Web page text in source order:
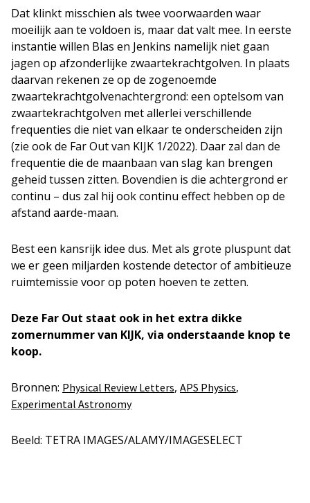
Dat klinkt misschien als twee voorwaarden waar
moeilijk aan te voldoen is, maar dat valt mee. In eerste
instantie willen Blas en Jenkins namelijk niet gaan
jagen op afzonderlijke zwaartekrachtgolven. In plaats
daarvan rekenen ze op de zogenoemde
zwaartekrachtgolvenachtergrond: een optelsom van
zwaartekrachtgolven met allerlei verschillende
frequenties die niet van elkaar te onderscheiden zijn
(zie ook de Far Out van KIJK 1/2022). Daar zal dan de
frequentie die de maanbaan van slag kan brengen
geheid tussen zitten. Bovendien is die achtergrond er
continu – dus zal hij ook continu effect hebben op de
afstand aarde-maan.
Best een kansrijk idee dus. Met als grote pluspunt dat
we er geen miljarden kostende detector of ambitieuze
ruimtemissie voor op poten hoeven te zetten.
Deze Far Out staat ook in het extra dikke
zomernummer van KIJK, via onderstaande knop te
koop.
Bronnen: Physical Review Letters, APS Physics,
Experimental Astronomy
Beeld: TETRA IMAGES/ALAMY/IMAGESELECT